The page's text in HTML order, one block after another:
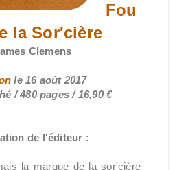
Fou
la Sor'cière
Clemens
le 16 août 2017
/ 480 pages / 16,90 €
de l'éditeur :
la marque de la sor'cière